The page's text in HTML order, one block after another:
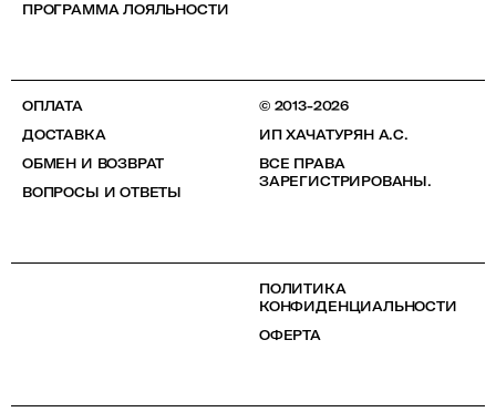
ПРОГРАММА ЛОЯЛЬНОСТИ
ОПЛАТА
ДОСТАВКА
ОБМЕН И ВОЗВРАТ
ВОПРОСЫ И ОТВЕТЫ
© 2013-2026
ИП ХАЧАТУРЯН А.С.
ВСЕ ПРАВА
ЗАРЕГИСТРИРОВАНЫ.
ПОЛИТИКА
КОНФИДЕНЦИАЛЬНОСТИ
ОФЕРТА